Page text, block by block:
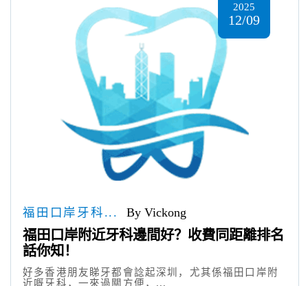
2025
12/09
福田口岸牙科... By Vickong
福田口岸附近牙科邊間好？收費同距離排名
話你知！
好多香港朋友睇牙都會諗起深圳，尤其係福田口岸附
近嘅牙科，一來過關方便，...